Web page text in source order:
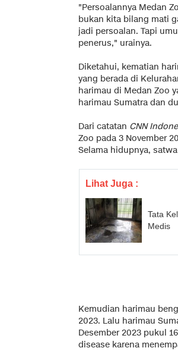
"Persoalannya Medan
bukan kita bilang mati
jadi persoalan. Tapi
penerus," urainya.
Diketahui, kematian
yang berada di
harimau di Medan Zoo
harimau Sumatra dan
Dari catatan CNN
Zoo pada 3 November
Selama hidupnya,
Lihat Juga :
Tata
Medis
Kemudian harimau
2023. Lalu harimau
Desember 2023 pukul
disease karena